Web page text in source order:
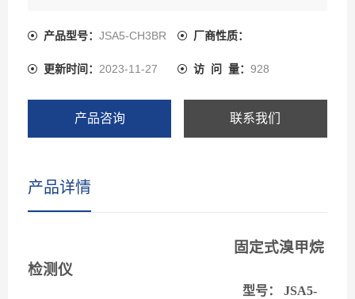
产品型号： JSA5-CH3BR 厂商性质：
更新时间： 2023-11-27 访 问 量： 928
产品咨询 联系我们
产品详情
固定式溴甲烷
检测仪
型号： JSA5-